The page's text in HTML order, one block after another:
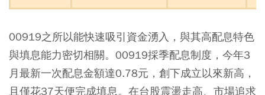
00919之所以能快速吸引資金湧入，與其高配息特色
與填息能力密切相關。00919採季配息制度，今年3
月最新一次配息金額達0.78元，創下成立以來新高，
且僅花37天便完成填息。在台股震盪走高、市場追求